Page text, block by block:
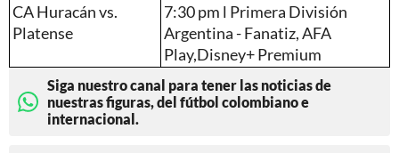
CA Huracán vs.
Platense
7:30 pm l Primera División
Argentina - Fanatiz, AFA
Play,Disney+ Premium
Siga nuestro canal para tener las noticias de
nuestras figuras, del fútbol colombiano e
internacional.